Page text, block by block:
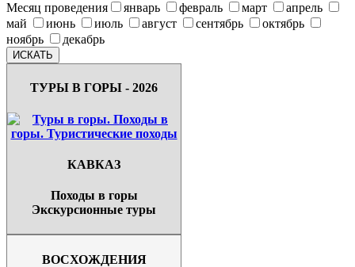
Месяц проведения
январь февраль март
апрель
май
июнь июль август сентябрь
октябрь
ноябрь
декабрь
ТУРЫ В ГОРЫ - 2026
КАВКАЗ
Походы в горы
Экскурсионные туры
ВОСХОЖДЕНИЯ